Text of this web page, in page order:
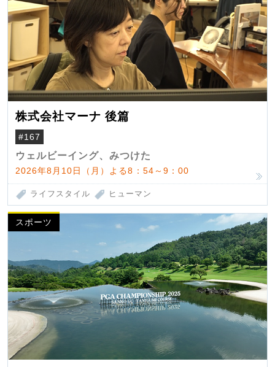
株式会社マーナ 後篇
#167
ウェルビーイング、みつけた
2026年8月10日（月）よる8：54～9：00
ライフスタイル ヒューマン
スポーツ